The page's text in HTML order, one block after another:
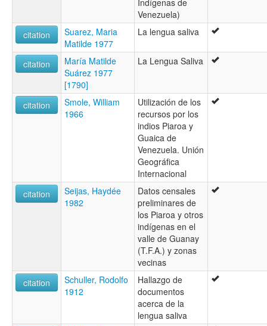
Indígenas de
Venezuela)
citation
Suarez, Maria
Matilde 1977
La lengua saliva
citation
María Matilde
Suárez 1977
[1790]
La Lengua Saliva
citation
Smole, William
1966
Utilización de los
recursos por los
indios Piaroa y
Guaica de
Venezuela. Unión
Geográfica
Internacional
citation
Seijas, Haydée
1982
Datos censales
preliminares de
los Piaroa y otros
indígenas en el
valle de Guanay
(T.F.A.) y zonas
vecinas
citation
Schuller, Rodolfo
1912
Hallazgo de
documentos
acerca de la
lengua saliva